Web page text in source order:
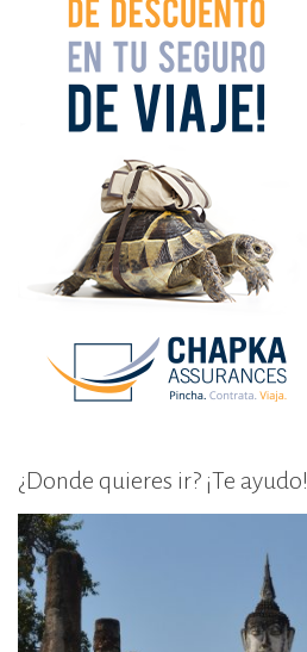
¿Donde quieres ir? ¡Te ayudo!